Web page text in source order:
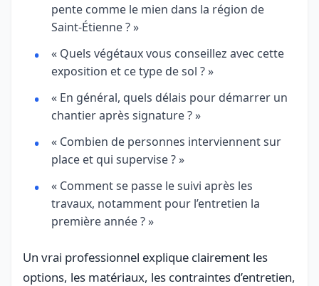
pente comme le mien dans la région de
Saint-Étienne ? »
« Quels végétaux vous conseillez avec cette
exposition et ce type de sol ? »
« En général, quels délais pour démarrer un
chantier après signature ? »
« Combien de personnes interviennent sur
place et qui supervise ? »
« Comment se passe le suivi après les
travaux, notamment pour l’entretien la
première année ? »
Un vrai professionnel explique clairement les
options, les matériaux, les contraintes d’entretien,